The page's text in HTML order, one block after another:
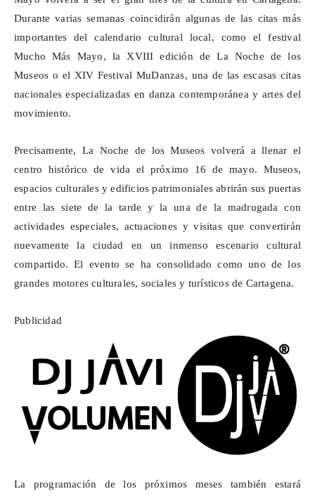
Durante varias semanas coincidirán algunas de las citas más
importantes del calendario cultural local, como el festival
Mucho Más Mayo, la XVIII edición de La Noche de los
Museos o el XIV FestivalMuDanzas, una de las escasas citas
nacionales especializadas en danza contemporánea y artes del
movimiento.
Precisamente, La Noche de los Museos volverá a llenar el
centro histórico de vida el próximo 16 de mayo. Museos,
espacios culturales y edificios patrimoniales abrirán sus puertas
entre las siete de la tarde y la una de la madrugada con
actividades especiales, actuaciones y visitas que convertirán
nuevamente la ciudad en un inmenso escenario cultural
compartido. El evento se ha consolidado como uno de los
grandes motores culturales, sociales y turísticos de Cartagena.
Publicidad
La programación de los próximos meses también estará